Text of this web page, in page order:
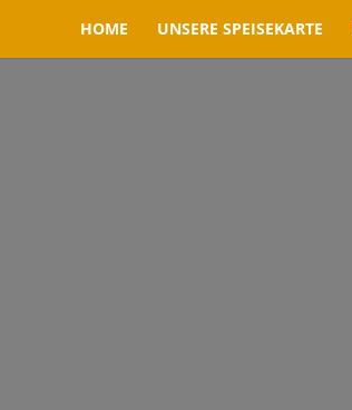
HOME UNSERE SPEISEKARTE